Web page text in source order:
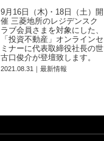
9月16日（木)・18日（土）開
催 三菱地所のレジデンスク
ラブ会員さまを対象にした、
「投資不動産」オンラインセ
ミナーに代表取締役社長の世
古口俊介が登壇致します。
2021.08.31｜最新情報